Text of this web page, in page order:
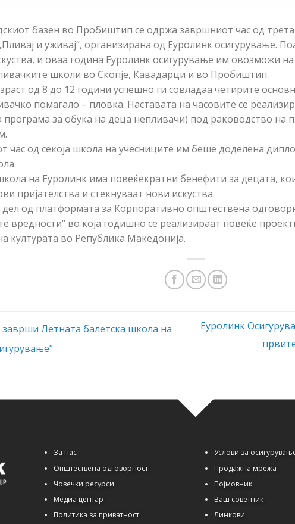
базен во Пробиштип се одржа завршниот час од
и уживај“, организирана од Еуролинк осигурување.
и оваа година Еуролинк осигурување им овозможи
школи во Скопје, Кавадарци и во Пробиштип.
од 8 до 12 години успешно ги совладаа четирите
помагало – пловка. Наставата на часовите се
програма за обука на деца непливачи) под раководство
час од секоја школа на учесниците им беше доделена
на Еуролинк има повеќекратни бенефити за децата,
пријателства и стекнуваат нови искуства.
дел од платформата за Корпоративно општествена
вредности’’ во која годишно се реализираат повеќе
културата во Република Македонија.
Летната балетска школа на
Еуролинк
За нас
Општествена одговорност
Човечки ресурси
Медиа центар
Политика за приватност
Услови за
Продажна мрежа
Појмовник
Ваш советник
Линкови